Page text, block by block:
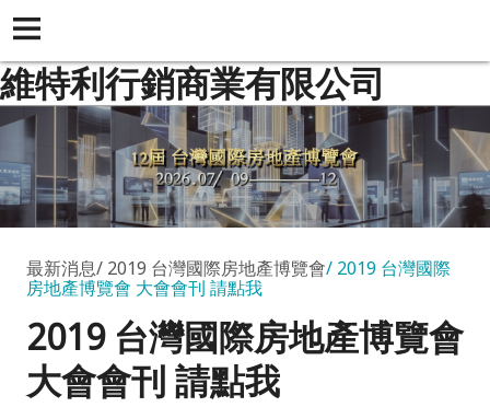
維特利行銷商業有限公司
最新消息 2019 台灣國際房地產博覽會 2019 台灣國際
房地產博覽會 大會會刊 請點我
2019 台灣國際房地產博覽會
大會會刊 請點我